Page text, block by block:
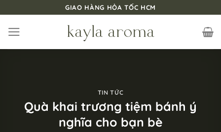
nội
dung
GIAO HÀNG HỎA TỐC HCM
TIN TỨC
Quà khai trương tiệm bánh ý
nghĩa cho bạn bè